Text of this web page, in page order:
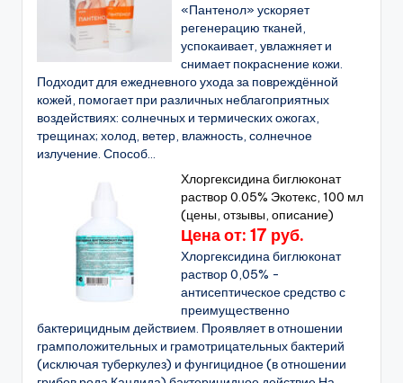
«Пантенол» ускоряет
регенерацию тканей,
успокаивает, увлажняет и
снимает покраснение кожи.
Подходит для ежедневного ухода за повреждённой
кожей, помогает при различных неблагоприятных
воздействиях: солнечных и термических ожогах,
трещинах; холод, ветер, влажность, солнечное
излучение. Способ...
Хлоргексидина биглюконат
раствор 0.05% Экотекс, 100 мл
(цены, отзывы, описание)
Цена от: 17 руб.
Хлоргексидина биглюконат
раствор 0,05% -
антисептическое средство с
преимущественно
бактерицидным действием. Проявляет в отношении
грамположительных и грамотрицательных бактерий
(исключая туберкулез) и фунгицидное (в отношении